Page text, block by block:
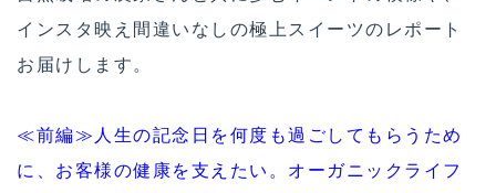
インスタ映え間違いなしの極上スイーツのレポート
お届けします。
≪前編≫人生の記念日を何度も過ごしてもらうため
に、お客様の健康を支えたい。オーガニックライフ